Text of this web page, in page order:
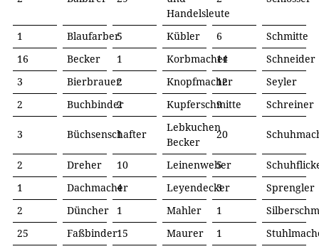
Handelsleute
1 Blaufarber5 Kübler 6
Schmitte
16
Becker 1 Korbmacher
14
Schneider
3
Bierbrauer
2 Knopfmacher
12
Seyler
2
Buchbinder
2 Kupferschmitte
9 Schreiner
3 Büchsenschafter
1
Lebkuchen
Becker
20
2 Dreher 10 Leinenweber
5
1
Dachmacher
4 Leyendecker
3
Sprengler
2
Düncher 1 Mahler 1
25
Faßbinder15 Maurer 1